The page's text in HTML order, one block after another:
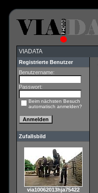
VIADATA
Registrierte Benutzer
Benutzername:
Passwort:
Beim nächsten Besuch
automatisch anmelden?
Zufallsbild
via10062013hja75422